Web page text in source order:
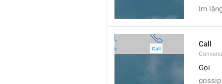
Im
Call
Gọi
gossip